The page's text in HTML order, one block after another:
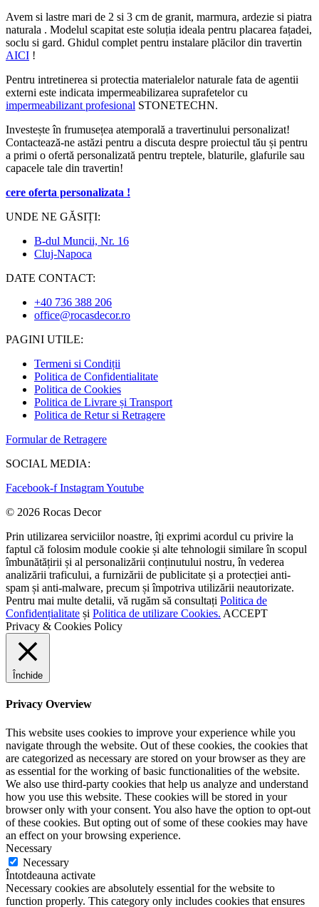
Avem si lastre mari de 2 si 3 cm de granit, marmura, ardezie si piatra
naturala . Modelul scapitat este soluția ideala pentru placarea fațadei,
soclu si gard. Ghidul complet pentru instalare plăcilor din travertin
AICI !
Pentru intretinerea si protectia materialelor naturale fata de agentii
externi este indicata impermeabilizarea suprafetelor cu
impermeabilizant profesional STONETECHN.
Investește în frumusețea atemporală a travertinului personalizat!
Contactează-ne astăzi pentru a discuta despre proiectul tău și pentru
a primi o ofertă personalizată pentru treptele, blaturile, glafurile sau
capacele tale din travertin!
cere oferta personalizata !
UNDE NE GĂSIȚI:
B-dul Muncii, Nr. 16
Cluj-Napoca
DATE CONTACT:
+40 736 388 206
office@rocasdecor.ro
PAGINI UTILE:
Termeni si Condiții
Politica de Confidentialitate
Politica de Cookies
Politica de Livrare și Transport
Politica de Retur si Retragere
Formular de Retragere
SOCIAL MEDIA:
Facebook-f InstagramYoutube
© 2026 Rocas Decor
Prin utilizarea serviciilor noastre, îți exprimi acordul cu privire la
faptul că folosim module cookie și alte tehnologii similare în scopul
îmbunătățirii și al personalizării conținutului nostru, în vederea
analizării traficului, a furnizării de publicitate și a protecției anti-
spam și anti-malware, precum și împotriva utilizării neautorizate.
Pentru mai multe detalii, vă rugăm să consultați Politica de
Confidențialitate și Politica de utilizare Cookies. ACCEPT
Privacy & Cookies Policy
Închide
Privacy Overview
This website uses cookies to improve your experience while you
navigate through the website. Out of these cookies, the cookies that
are categorized as necessary are stored on your browser as they are
as essential for the working of basic functionalities of the website.
We also use third-party cookies that help us analyze and understand
how you use this website. These cookies will be stored in your
browser only with your consent. You also have the option to opt-out
of these cookies. But opting out of some of these cookies may have
an effect on your browsing experience.
Necessary
Necessary
Întotdeauna activate
Necessary cookies are absolutely essential for the website to
function properly. This category only includes cookies that ensures